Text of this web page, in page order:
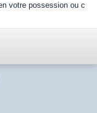
votre possession ou c